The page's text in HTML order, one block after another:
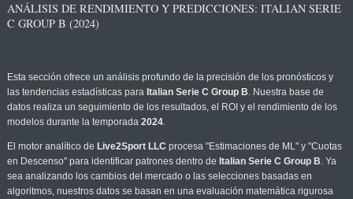
ANÁLISIS DE RENDIMIENTO Y PREDICCIONES: ITALIAN SERIE
C GROUP B (2024)
Esta sección ofrece un análisis profundo de la precisión de los pronósticos y
las tendencias estadísticas para Italian Serie C Group B. Nuestra base de
datos realiza un seguimiento de los resultados, el ROI y el rendimiento de los
modelos durante la temporada 2024.
El motor analítico de Live2Sport LLC procesa "Estimaciones de ML" y "Cuotas
en Descenso" para identificar patrones dentro de Italian Serie C Group B. Ya
sea analizando los cambios del mercado o las selecciones basadas en
algoritmos, nuestros datos se basan en una evaluación matemática rigurosa